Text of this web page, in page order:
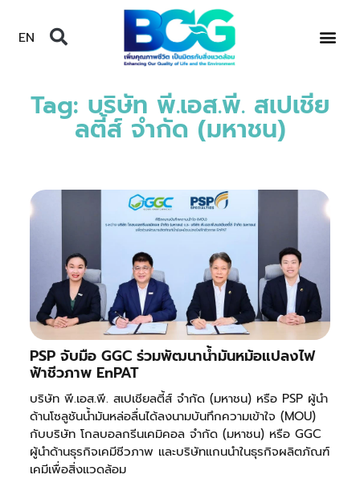
EN
Tag: บริษัท พี.เอส.พี. สเปเชีย
ลตี้ส์ จำกัด (มหาชน)
PSP จับมือ GGC ร่วมพัฒนาน้ำมันหม้อแปลงไฟ
ฟ้าชีวภาพ EnPAT
บริษัท พี.เอส.พี. สเปเชียลตี้ส์ จำกัด (มหาชน) หรือ PSP ผู้นำ
ด้านโซลูชันน้ำมันหล่อลื่นได้ลงนามบันทึกความเข้าใจ (MOU)
กับบริษัท โกลบอลกรีนเคมิคอล จำกัด (มหาชน) หรือ GGC
ผู้นำด้านธุรกิจเคมีชีวภาพ และบริษัทแกนนำในธุรกิจผลิตภัณฑ์
เคมีเพื่อสิ่งแวดล้อม